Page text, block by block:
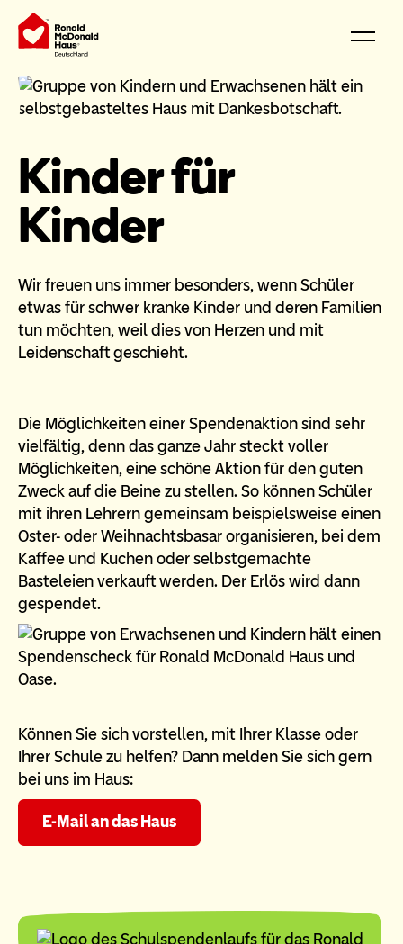
Kinder für
Kinder
Wir freuen uns immer besonders, wenn Schüler
etwas für schwer kranke Kinder und deren Familien
tun möchten, weil dies von Herzen und mit
Leidenschaft geschieht.
Die Möglichkeiten einer Spendenaktion sind sehr
vielfältig, denn das ganze Jahr steckt voller
Möglichkeiten, eine schöne Aktion für den guten
Zweck auf die Beine zu stellen. So können Schüler
mit ihren Lehrern gemeinsam beispielsweise einen
Oster- oder Weihnachtsbasar organisieren, bei dem
Kaffee und Kuchen oder selbstgemachte
Basteleien verkauft werden. Der Erlös wird dann
gespendet.
Können Sie sich vorstellen, mit Ihrer Klasse oder
Ihrer Schule zu helfen? Dann melden Sie sich gern
bei uns im Haus:
E-Mail an das Haus